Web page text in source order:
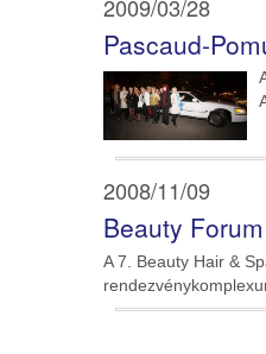
2009/03/28
Pascaud-
2008/11/09
Beauty
A 7. Beauty Hair &